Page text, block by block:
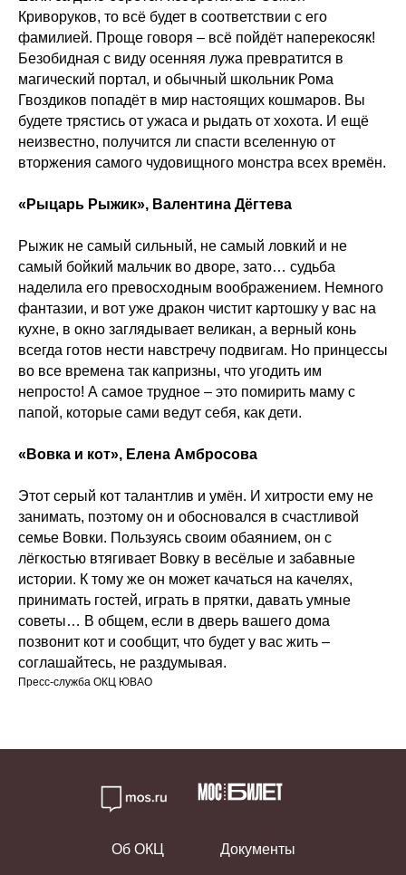
Криворуков, то всё будет в соответствии с его
фамилией. Проще говоря – всё пойдёт наперекосяк!
Безобидная с виду осенняя лужа превратится в
магический портал, и обычный школьник Рома
Гвоздиков попадёт в мир настоящих кошмаров. Вы
будете трястись от ужаса и рыдать от хохота. И ещё
неизвестно, получится ли спасти вселенную от
вторжения самого чудовищного монстра всех времён.
«Рыцарь Рыжик», Валентина Дёгтева
Рыжик не самый сильный, не самый ловкий и не
самый бойкий мальчик во дворе, зато… судьба
наделила его превосходным воображением. Немного
фантазии, и вот уже дракон чистит картошку у вас на
кухне, в окно заглядывает великан, а верный конь
всегда готов нести навстречу подвигам. Но принцессы
во все времена так капризны, что угодить им
непросто! А самое трудное – это помирить маму с
папой, которые сами ведут себя, как дети.
«Вовка и кот», Елена Амбросова
Этот серый кот талантлив и умён. И хитрости ему не
занимать, поэтому он и обосновался в счастливой
семье Вовки. Пользуясь своим обаянием, он с
лёгкостью втягивает Вовку в весёлые и забавные
истории. К тому же он может качаться на качелях,
принимать гостей, играть в прятки, давать умные
советы… В общем, если в дверь вашего дома
позвонит кот и сообщит, что будет у вас жить –
соглашайтесь, не раздумывая.
Пресс-служба ОКЦ ЮВАО
Об ОКЦ Документы